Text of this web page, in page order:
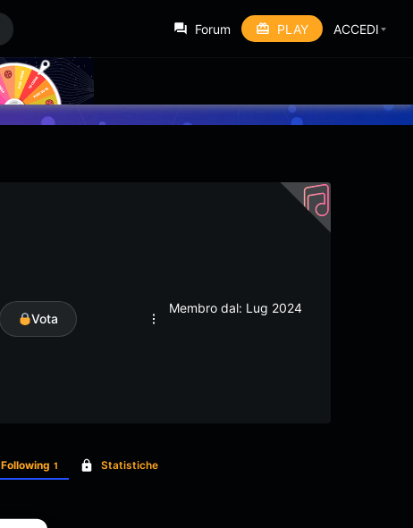
Forum PLAY ACCEDI
Vota
Membro dal: Lug 2024
Following 1 Statistiche